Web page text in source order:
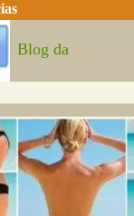
Blog da